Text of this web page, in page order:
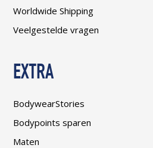
Worldwide Shipping
Veelgestelde vragen
EXTRA
BodywearStories
Bodypoints sparen
Maten